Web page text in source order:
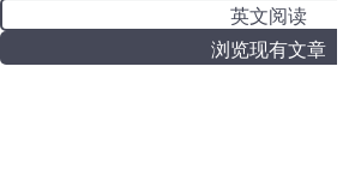
英文阅读
浏览现有文章